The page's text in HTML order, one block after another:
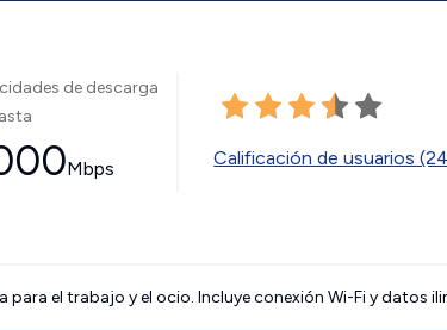
de descarga
Mbps Calificación de usuarios
el trabajo y el ocio. Incluye conexión Wi-Fi y datos